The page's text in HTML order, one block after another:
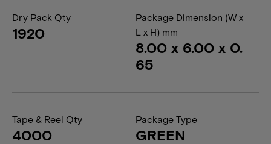
Dry Pack Qty
1920
Package Dimension (W x
L x H) mm
8.00 x 6.00 x 0.
65
Tape & Reel Qty
4000
Package Type
GREEN